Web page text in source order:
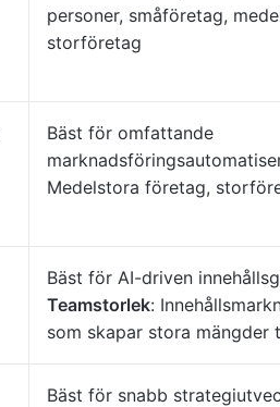
personer, småföretag,
storföretag
Bäst för omfattande
Medelstora företag,
Bäst för AI-driven
Teamstorlek:
som skapar stora mängder
Bäst för snabb